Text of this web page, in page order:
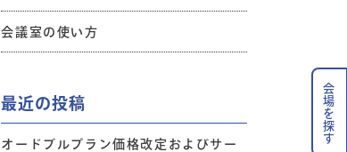
会議室の使い方
最近の投稿
オードブルプラン価格改定およびサー
会場を探す